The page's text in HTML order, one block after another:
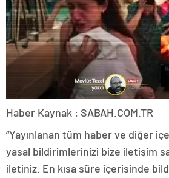
Haber Kaynak : SABAH.COM.TR
“Yayınlanan tüm haber ve diğer
yasal bildirimlerinizi bize iletişim
iletiniz. En kısa süre içerisinde